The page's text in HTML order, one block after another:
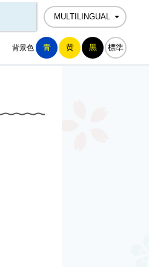
MULTILINGUAL
背景色 青 黄 黒 標準